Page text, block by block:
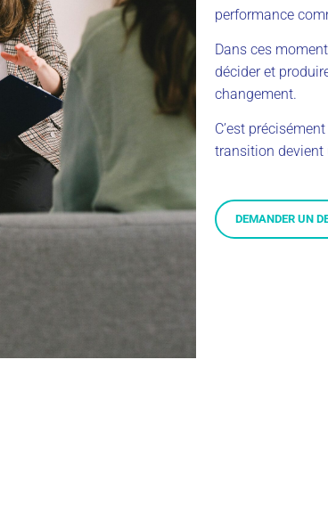
performance
Dans ces
décider et
changement.
C’est
transition devient
DEMANDER UN